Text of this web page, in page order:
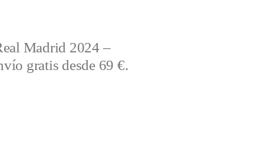
Madrid 2024 –
gratis desde 69 €.